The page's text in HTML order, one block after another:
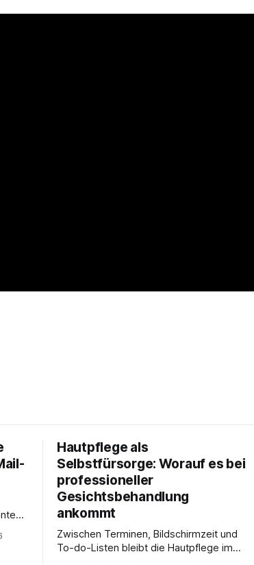
Hautpflege als
Selbstfürsorge: Worauf es bei
professioneller
Gesichtsbehandlung
ankommt
Zwischen Terminen, Bildschirmzeit und
To-do-Listen bleibt die Hautpflege im